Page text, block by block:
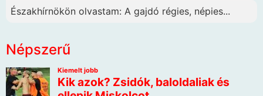
Északhírnökön olvastam: A gajdó régies, népies...
Népszerű